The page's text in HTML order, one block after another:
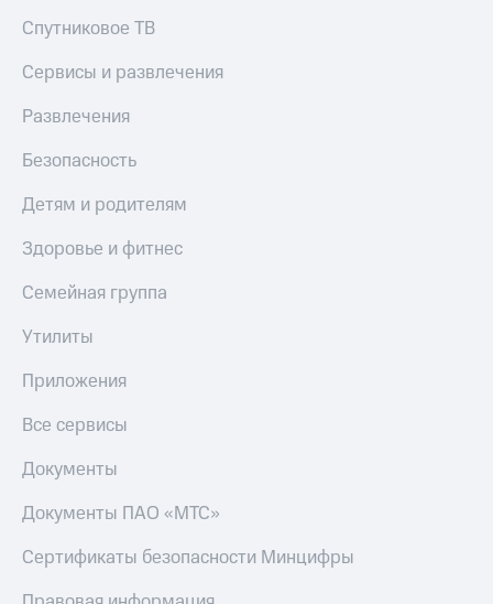
Спутниковое ТВ
Сервисы и развлечения
Развлечения
Безопасность
Детям и родителям
Здоровье и фитнес
Семейная группа
Утилиты
Приложения
Все сервисы
Документы
Документы ПАО «МТС»
Сертификаты безопасности Минцифры